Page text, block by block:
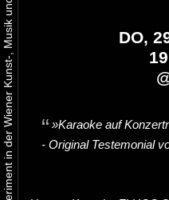
DO,
»Karaoke auf
- Original Testemonial